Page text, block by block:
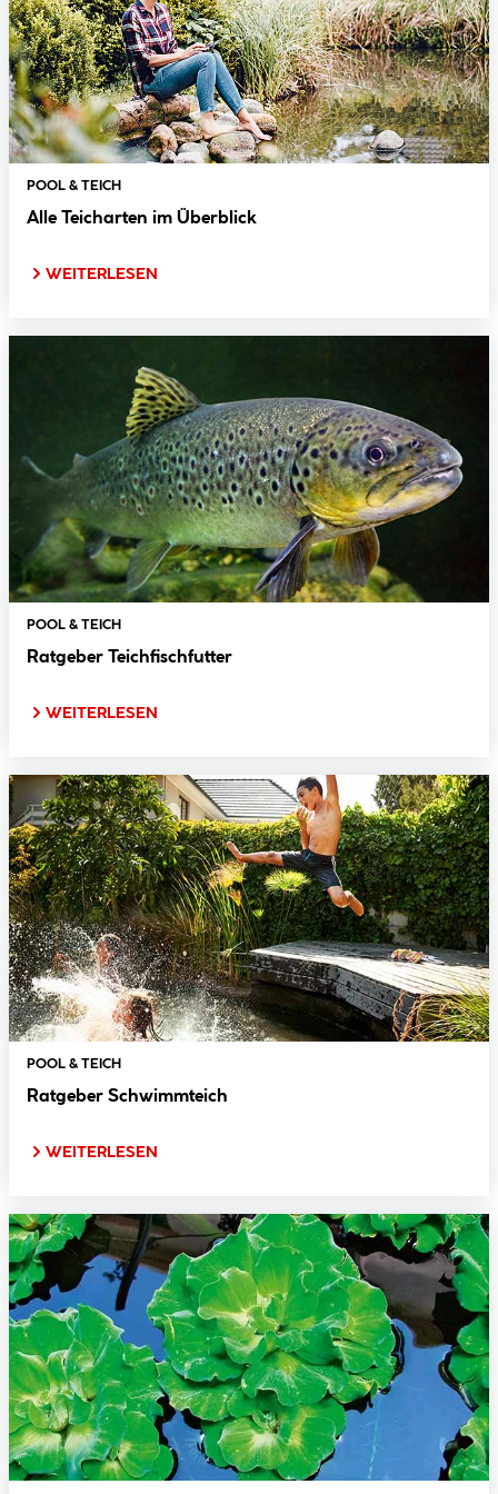
POOL & TEICH
Alle Teicharten im Überblick
WEITERLESEN
POOL & TEICH
Ratgeber Teichfischfutter
WEITERLESEN
POOL & TEICH
Ratgeber Schwimmteich
WEITERLESEN